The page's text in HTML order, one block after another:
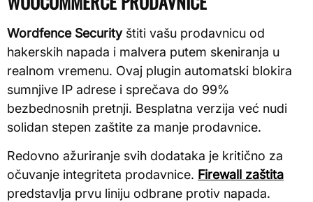
Wordfence Securityštiti vašu prodavnicu od
hakerskih napada i malvera putem skeniranja u
realnom vremenu. Ovaj plugin automatski blokira
sumnjive IP adrese i sprečava do 99%
bezbednosnih pretnji. Besplatna verzija već nudi
solidan stepen zaštite za manje prodavnice.
Redovno ažuriranje svih dodataka je kritično za
očuvanje integriteta prodavnice. Firewall zaštita
predstavlja prvu liniju odbrane protiv napada.